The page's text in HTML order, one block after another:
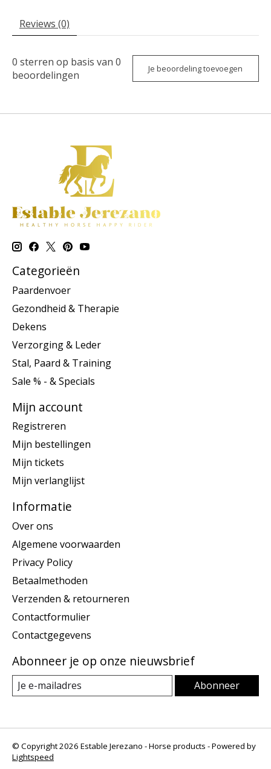
Reviews (0)
0 sterren op basis van 0
beoordelingen
Je beoordeling toevoegen
Categorieën
Paardenvoer
Gezondheid & Therapie
Dekens
Verzorging & Leder
Stal, Paard & Training
Sale % - & Specials
Mijn account
Registreren
Mijn bestellingen
Mijn tickets
Mijn verlanglijst
Informatie
Over ons
Algemene voorwaarden
Privacy Policy
Betaalmethoden
Verzenden & retourneren
Contactformulier
Contactgegevens
Abonneer je op onze nieuwsbrief
Abonneer
© Copyright 2026 Estable Jerezano - Horse products - Powered by
Lightspeed